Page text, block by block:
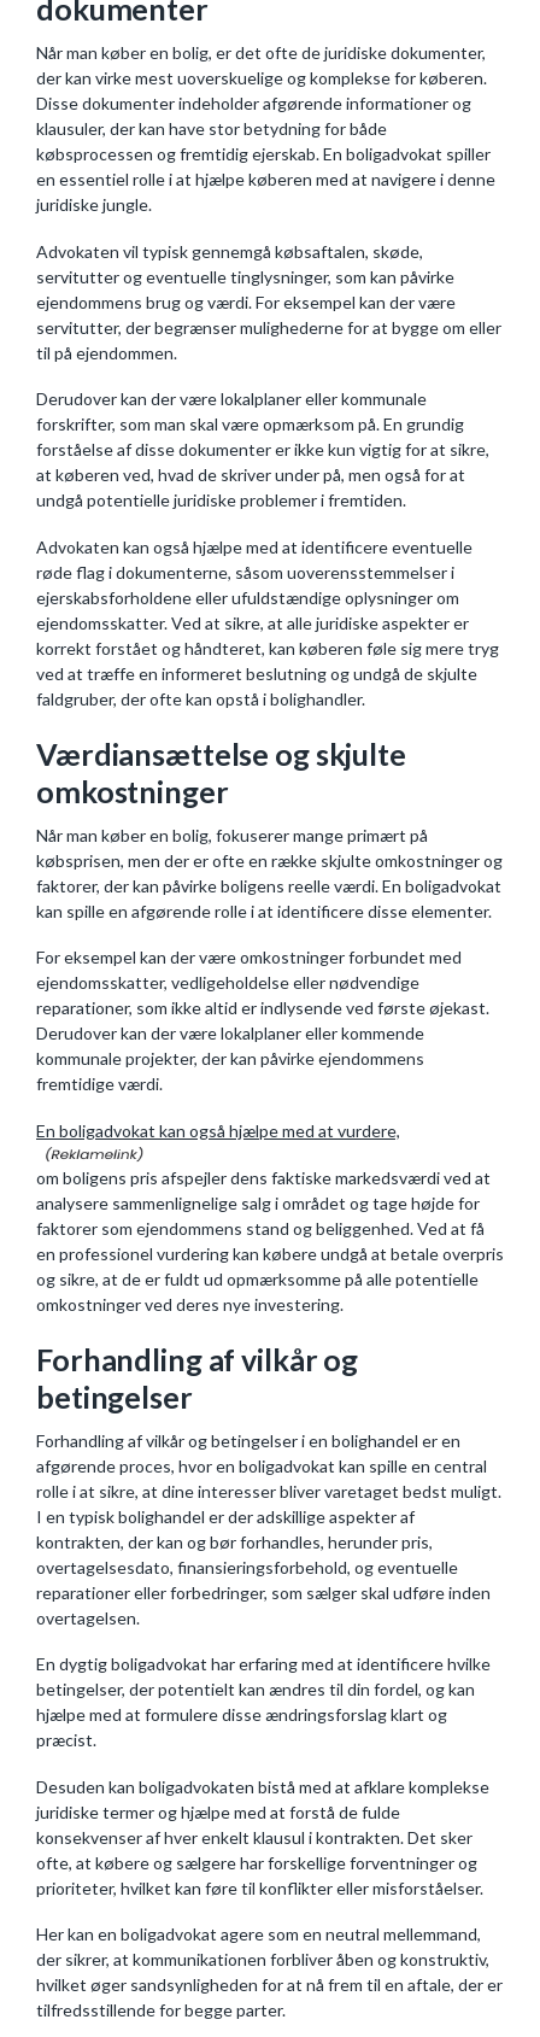
dokumenter
Når man køber en bolig, er det ofte de juridiske dokumenter,
der kan virke mest uoverskuelige og komplekse for køberen.
Disse dokumenter indeholder afgørende informationer og
klausuler, der kan have stor betydning for både
købsprocessen og fremtidig ejerskab. En boligadvokat spiller
en essentiel rolle i at hjælpe køberen med at navigere i denne
juridiske jungle.
Advokaten vil typisk gennemgå købsaftalen, skøde,
servitutter og eventuelle tinglysninger, som kan påvirke
ejendommens brug og værdi. For eksempel kan der være
servitutter, der begrænser mulighederne for at bygge om eller
til på ejendommen.
Derudover kan der være lokalplaner eller kommunale
forskrifter, som man skal være opmærksom på. En grundig
forståelse af disse dokumenter er ikke kun vigtig for at sikre,
at køberen ved, hvad de skriver under på, men også for at
undgå potentielle juridiske problemer i fremtiden.
Advokaten kan også hjælpe med at identificere eventuelle
røde flag i dokumenterne, såsom uoverensstemmelser i
ejerskabsforholdene eller ufuldstændige oplysninger om
ejendomsskatter. Ved at sikre, at alle juridiske aspekter er
korrekt forstået og håndteret, kan køberen føle sig mere tryg
ved at træffe en informeret beslutning og undgå de skjulte
faldgruber, der ofte kan opstå i bolighandler.
Værdiansættelse og skjulte
omkostninger
Når man køber en bolig, fokuserer mange primært på
købsprisen, men der er ofte en række skjulte omkostninger og
faktorer, der kan påvirke boligens reelle værdi. En boligadvokat
kan spille en afgørende rolle i at identificere disse elementer.
For eksempel kan der være omkostninger forbundet med
ejendomsskatter, vedligeholdelse eller nødvendige
reparationer, som ikke altid er indlysende ved første øjekast.
Derudover kan der være lokalplaner eller kommende
kommunale projekter, der kan påvirke ejendommens
fremtidige værdi.
En boligadvokat kan også hjælpe med at vurdere,
om boligens pris afspejler dens faktiske markedsværdi ved at
analysere sammenlignelige salg i området og tage højde for
faktorer som ejendommens stand og beliggenhed. Ved at få
en professionel vurdering kan købere undgå at betale overpris
og sikre, at de er fuldt ud opmærksomme på alle potentielle
omkostninger ved deres nye investering.
Forhandling af vilkår og
betingelser
Forhandling af vilkår og betingelser i en bolighandel er en
afgørende proces, hvor en boligadvokat kan spille en central
rolle i at sikre, at dine interesser bliver varetaget bedst muligt.
I en typisk bolighandel er der adskillige aspekter af
kontrakten, der kan og bør forhandles, herunder pris,
overtagelsesdato, finansieringsforbehold, og eventuelle
reparationer eller forbedringer, som sælger skal udføre inden
overtagelsen.
En dygtig boligadvokat har erfaring med at identificere hvilke
betingelser, der potentielt kan ændres til din fordel, og kan
hjælpe med at formulere disse ændringsforslag klart og
præcist.
Desuden kan boligadvokaten bistå med at afklare komplekse
juridiske termer og hjælpe med at forstå de fulde
konsekvenser af hver enkelt klausul i kontrakten. Det sker
ofte, at købere og sælgere har forskellige forventninger og
prioriteter, hvilket kan føre til konflikter eller misforståelser.
Her kan en boligadvokat agere som en neutral mellemmand,
der sikrer, at kommunikationen forbliver åben og konstruktiv,
hvilket øger sandsynligheden for at nå frem til en aftale, der er
tilfredsstillende for begge parter.